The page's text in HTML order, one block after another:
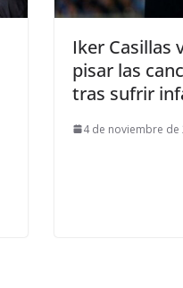
Iker Casillas
pisar las
tras sufrir
4 de noviembre de